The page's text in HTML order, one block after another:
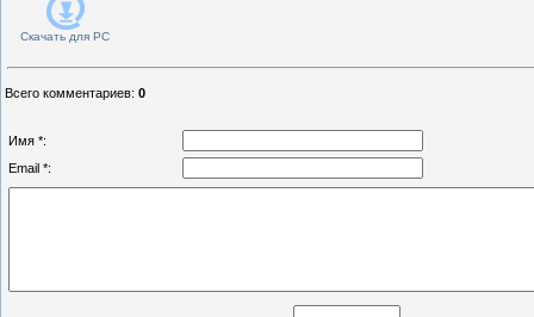
Скачать для PC
Всего комментариев: 0
Имя *:
Email *: